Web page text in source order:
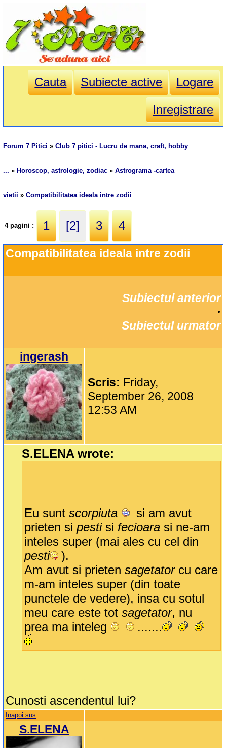
Cauta Subiecte active
Logare
Inregistrare
Forum 7 Pitici »Club 7 pitici - Lucru de mana, craft, hobby
... » Horoscop, astrologie, zodiac »Astrograma -cartea
vietii »Compatibilitatea ideala intre zodii
4 pagini : 1 [2] 3 4
Compatibilitatea ideala intre zodii
Subiectul anterior
Subiectul urmator
ingerash
Scris: Friday,
September 26, 2008
12:53 AM
S.ELENA wrote:
Eu suntscorpiuta
si am avut
prieten sipestisi fecioara si ne-am
inteles super (mai ales cu cel din
pesti
).
Am avut si prietensagetatorcu care
m-am inteles super (din toate
punctele de vedere), insa cu sotul
meu care este tot sagetator, nu
prea ma inteleg
.......
Cunosti ascendentul lui?
Inapoi sus
S.ELENA